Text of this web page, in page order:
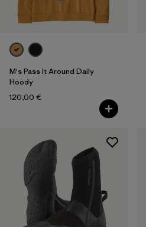
Filter by
Produktfamilie
Filter by
Volumen
Filter by
Temperatur
M's Pass It Around Daily
Hoody
120,00 €